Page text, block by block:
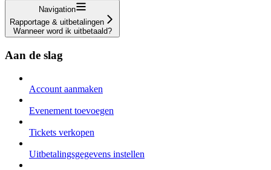
Navigation
Rapportage & uitbetalingen
Wanneer word ik uitbetaald?
Aan de slag
Account aanmaken
Evenement toevoegen
Tickets verkopen
Uitbetalingsgegevens instellen